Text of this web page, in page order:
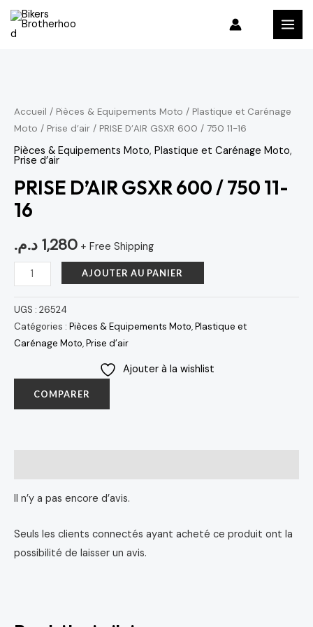
Aller
Accueil / Pièces & Equipements Moto / Plastique et Carénage
Moto / Prise d’air / PRISE D’AIR GSXR 600 / 750 11-16
Pièces & Equipements Moto, Plastique et Carénage Moto,
Prise d’air
PRISE D’AIR GSXR 600 / 750 11-
16
1,280 د.م. + Free Shipping
PRISE
D'AIR
GSXR
600
750
16
AJOUTER AU PANIER
UGS : 26524
Catégories : Pièces & Equipements Moto,Plastique et
Carénage Moto,Prise d’air
Ajouter à la wishlist
COMPARER
Il n’y a pas encore d’avis.
Seuls les clients connectés ayant acheté ce produit ont la
possibilité de laisser un avis.